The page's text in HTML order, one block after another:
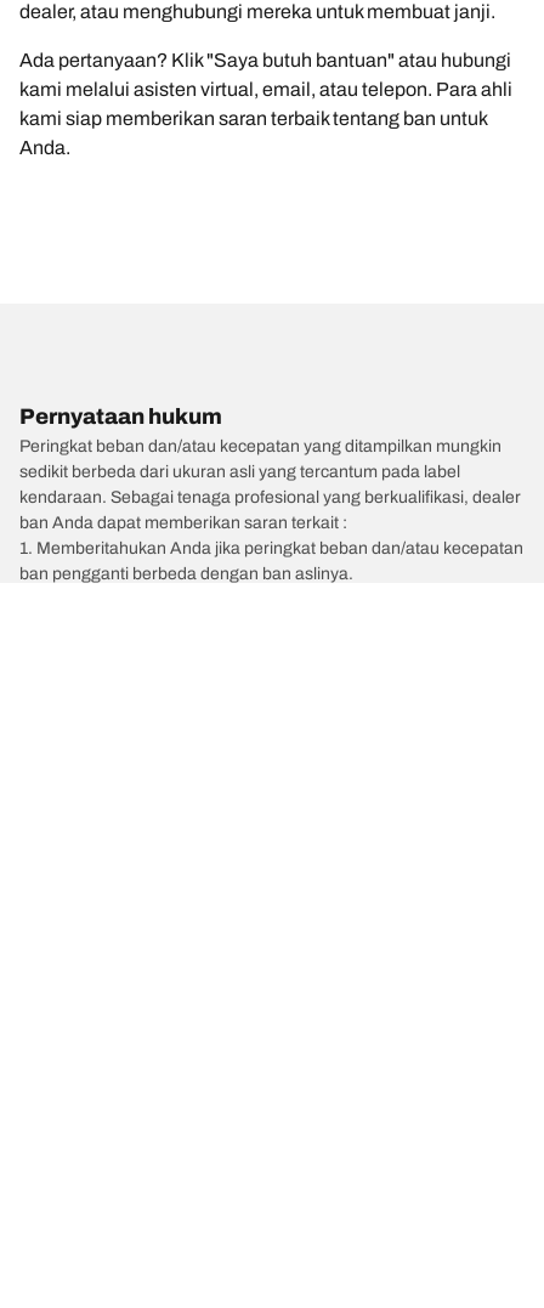
dealer, atau menghubungi mereka untuk membuat janji.
Ada pertanyaan? Klik "Saya butuh bantuan" atau hubungi
kami melalui asisten virtual, email, atau telepon. Para ahli
kami siap memberikan saran terbaik tentang ban untuk
Anda.
Pernyataan hukum
Peringkat beban dan/atau kecepatan yang ditampilkan mungkin
sedikit berbeda dari ukuran asli yang tercantum pada label
kendaraan. Sebagai tenaga profesional yang berkualifikasi, dealer
ban Anda dapat memberikan saran terkait :
1. Memberitahukan Anda jika peringkat beban dan/atau kecepatan
ban pengganti berbeda dengan ban aslinya.